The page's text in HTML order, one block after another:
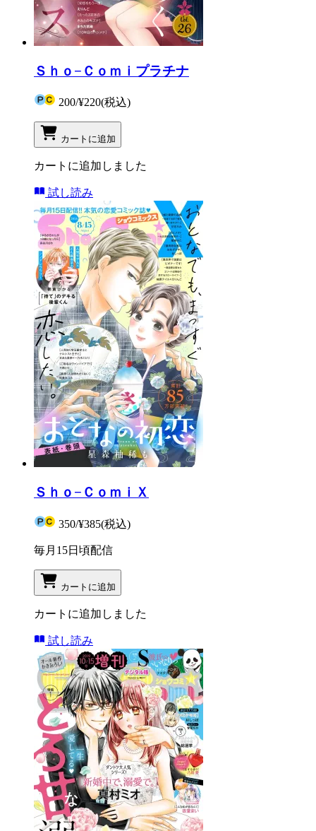
Ｓｈｏ−Ｃｏｍｉプラチナ
200/¥220(税込)
カートに追加
カートに追加しました
試し読み
Ｓｈｏ−ＣｏｍｉＸ
350/¥385(税込)
毎月15日頃配信
カートに追加
カートに追加しました
試し読み